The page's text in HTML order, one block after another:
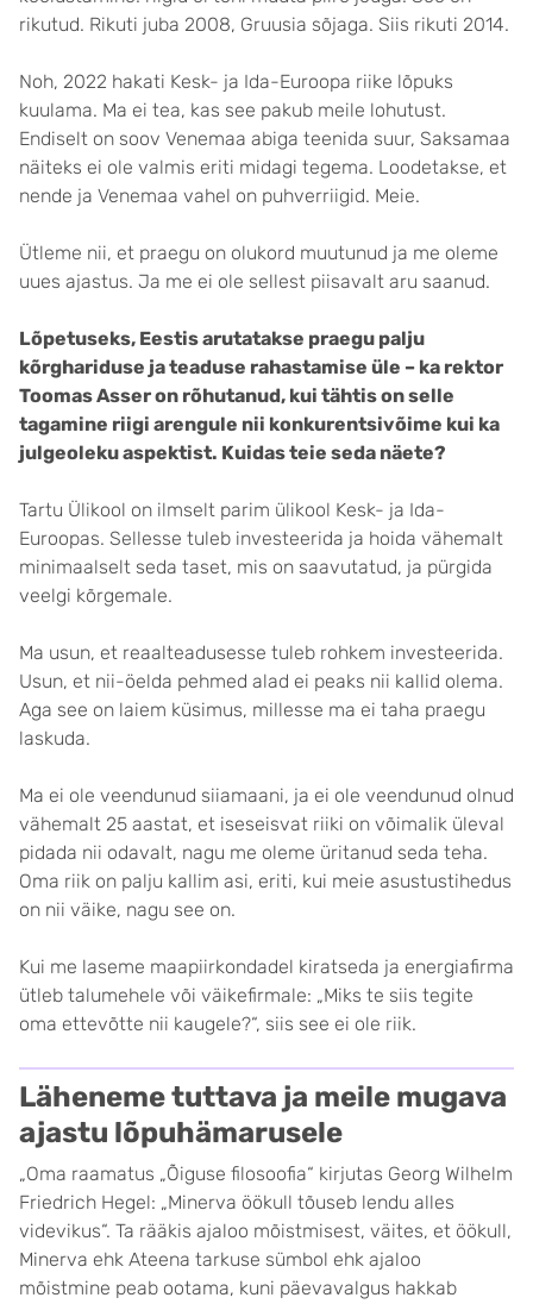
rikutud. Rikuti juba 2008, Gruusia sõjaga. Siis rikuti 2014.
Noh, 2022 hakati Kesk- ja Ida-Euroopa riike lõpuks
kuulama. Ma ei tea, kas see pakub meile lohutust.
Endiselt on soov Venemaa abiga teenida suur, Saksamaa
näiteks ei ole valmis eriti midagi tegema. Loodetakse, et
nende ja Venemaa vahel on puhverriigid. Meie.
Ütleme nii, et praegu on olukord muutunud ja me oleme
uues ajastus. Ja me ei ole sellest piisavalt aru saanud.
Lõpetuseks, Eestis arutatakse praegu palju
kõrghariduse ja teaduse rahastamise üle – ka rektor
Toomas Asser on rõhutanud, kui tähtis on selle
tagamine riigi arengule nii konkurentsivõime kui ka
julgeoleku aspektist. Kuidas teie seda näete?
Tartu Ülikool on ilmselt parim ülikool Kesk- ja Ida-
Euroopas. Sellesse tuleb investeerida ja hoida vähemalt
minimaalselt seda taset, mis on saavutatud, ja pürgida
veelgi kõrgemale.
Ma usun, et reaalteadusesse tuleb rohkem investeerida.
Usun, et nii-öelda pehmed alad ei peaks nii kallid olema.
Aga see on laiem küsimus, millesse ma ei taha praegu
laskuda.
Ma ei ole veendunud siiamaani, ja ei ole veendunud olnud
vähemalt 25 aastat, et iseseisvat riiki on võimalik üleval
pidada nii odavalt, nagu me oleme üritanud seda teha.
Oma riik on palju kallim asi, eriti, kui meie asustustihedus
on nii väike, nagu see on.
Kui me laseme maapiirkondadel kiratseda ja energiafirma
ütleb talumehele või väikefirmale: „Miks te siis tegite
oma ettevõtte nii kaugele?“, siis see ei ole riik.
Läheneme tuttava ja meile mugava
ajastu lõpuhämarusele
„Oma raamatus „Õiguse filosoofia“ kirjutas Georg Wilhelm
Friedrich Hegel: „Minerva öökull tõuseb lendu alles
videvikus“. Ta rääkis ajaloo mõistmisest, väites, et öökull,
Minerva ehk Ateena tarkuse sümbol ehk ajaloo
mõistmine peab ootama, kuni päevavalgus hakkab